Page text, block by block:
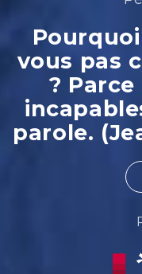
vous pas
?
parole.